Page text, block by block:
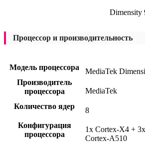
Dimensity
Процессор и производительность
Модель процессора
MediaTek
Производитель
процессора
MediaTek
Количество ядер
8
Конфигурация
процессора
1x Cortex-X4 +
Cortex-A510